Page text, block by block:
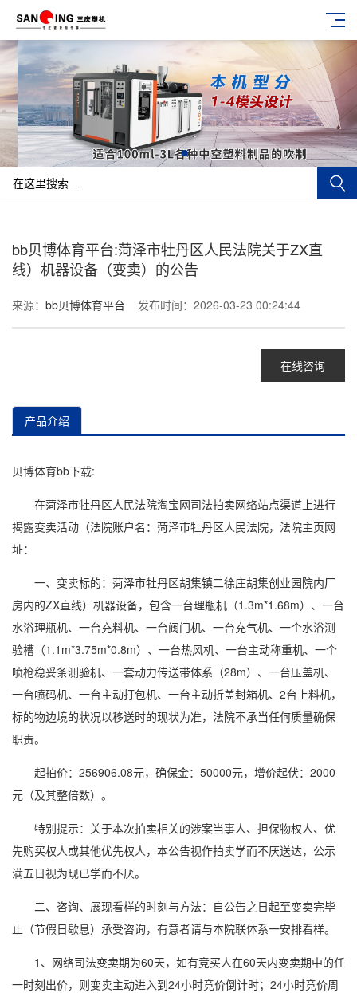
bb贝博体育平台:菏泽市牡丹区人民法院关于ZX直
线）机器设备（变卖）的公告
来源： bb贝博体育平台 发布时间：2026-03-23 00:24:44
在线咨询
产品介绍
贝博体育bb下载:
在菏泽市牡丹区人民法院淘宝网司法拍卖网络站点渠道上进行
揭露变卖活动（法院账户名：菏泽市牡丹区人民法院，法院主页网
址：
一、变卖标的：菏泽市牡丹区胡集镇二徐庄胡集创业园院内厂
房内的ZX直线）机器设备，包含一台理瓶机（1.3m*1.68m）、一台
水浴理瓶机、一台充料机、一台阀门机、一台充气机、一个水浴测
验槽（1.1m*3.75m*0.8m）、一台热风机、一台主动称重机、一个
喷枪稳妥条测验机、一套动力传送带体系（28m）、一台压盖机、
一台喷码机、一台主动打包机、一台主动折盖封箱机、2台上料机，
标的物边境的状况以移送时的现状为准，法院不承当任何质量确保
职责。
起拍价：256906.08元，确保金：50000元，增价起伏：2000
元（及其整倍数）。
特别提示：关于本次拍卖相关的涉案当事人、担保物权人、优
先购买权人或其他优先权人，本公告视作拍卖学而不厌送达，公示
满五日视为现已学而不厌。
二、咨询、展现看样的时刻与方法：自公告之日起至变卖完毕
止（节假日歇息）承受咨询，有意者请与本院联体系一安排看样。
1、网络司法变卖期为60天，如有竞买人在60天内变卖期中的任
一时刻出价，则变卖主动进入到24小时竞价倒计时；24小时竞价周